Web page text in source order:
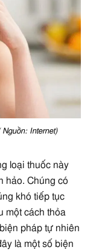
Internet)
loại thuốc này
hảo. Chúng có
khó tiếp tục
một cách thỏa
pháp tự nhiên
là một số biện